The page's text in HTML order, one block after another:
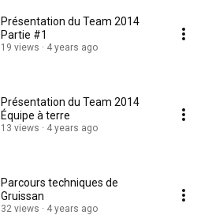
Présentation du Team 2014
Partie #1
19 views 4 years ago
Présentation du Team 2014
Équipe à terre
13 views 4 years ago
Parcours techniques de
Gruissan
32 views 4 years ago